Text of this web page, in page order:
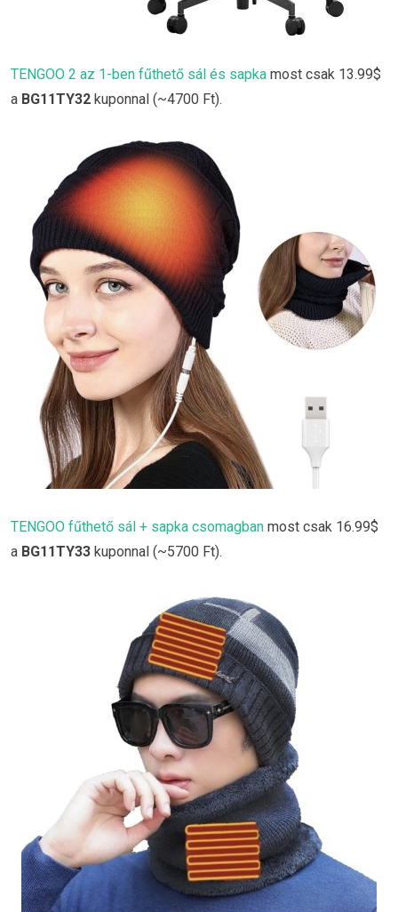
TENGOO 2 az 1-ben fűthető sál és sapka most csak 13.99$
a BG11TY32 kuponnal (~4700 Ft).
TENGOO fűthető sál + sapka csomagban most csak 16.99$
a BG11TY33 kuponnal (~5700 Ft).